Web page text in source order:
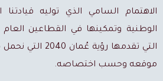
الاهتمام السامي الذي توليه قيادتنا
الوطنية وتمكينها في القطاعين
التي تقدمها
موقعه وحسب اختصاصه.